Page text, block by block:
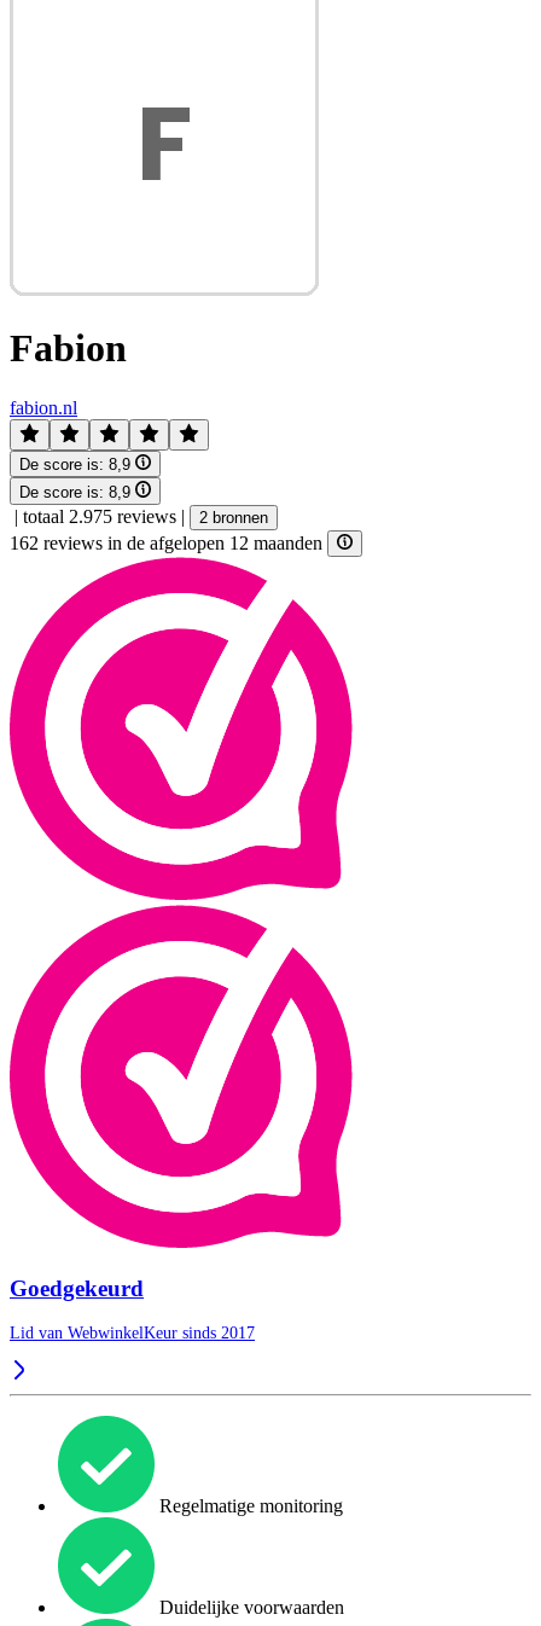
Fabion
fabion.nl
De score is: 8,9
De score is: 8,9
| totaal 2.975 reviews | 2 bronnen
162 reviews in de afgelopen 12 maanden
Goedgekeurd
Lid van WebwinkelKeur sinds 2017
Regelmatige monitoring
Duidelijke voorwaarden